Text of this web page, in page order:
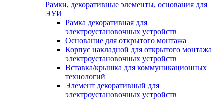
Рамки, декоративные элементы, основания для
ЭУИ
Рамка декоративная для
электроустановочных устройств
Основание для открытого монтажа
Корпус накладной для открытого монтажа
электроустановочных устройств
Вставка/крышка для коммуникационных
технологий
Элемент декоративный для
электроустановочных устройств